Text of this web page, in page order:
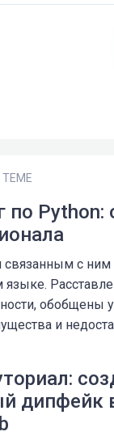
ТЕМЕ
по Python:
связанным с
языке.
обобщены
и
дипфейк